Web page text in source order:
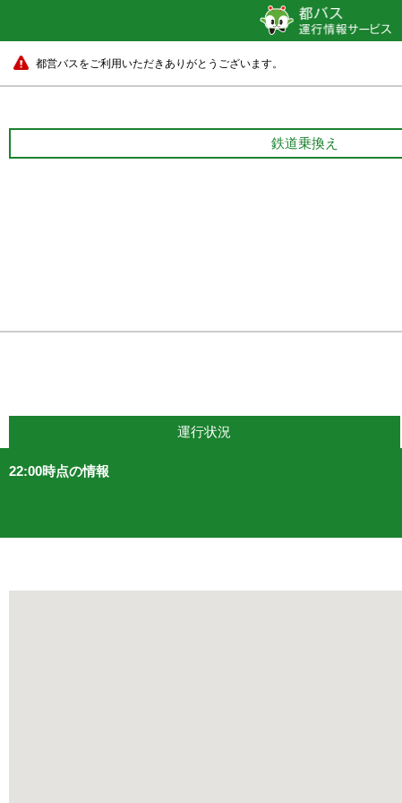
都営バスをご利用いただきありがとうございます。
鉄道乗換え
運行状況
22:00時点の情報